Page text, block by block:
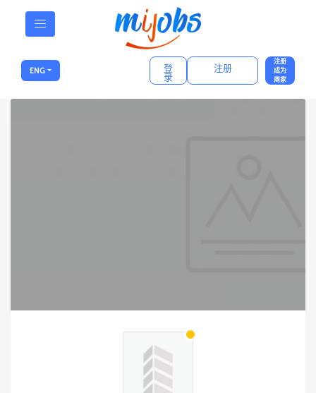
ENG 登
录
注册
注册
成为
商家